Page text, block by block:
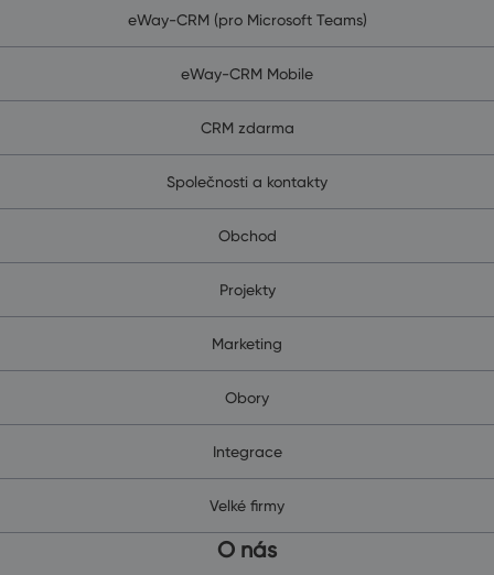
eWay-CRM (pro Microsoft Teams)
eWay-CRM Mobile
CRM zdarma
Společnosti a kontakty
Obchod
Projekty
Marketing
Obory
Integrace
Velké firmy
O nás